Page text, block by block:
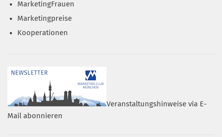
MarketingFrauen
Marketingpreise
Kooperationen
Veranstaltungshinweise via E-
Mail abonnieren